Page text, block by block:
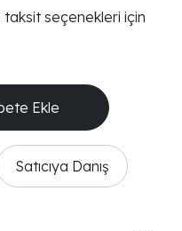
seçenekleri için
Satıcıya Danış